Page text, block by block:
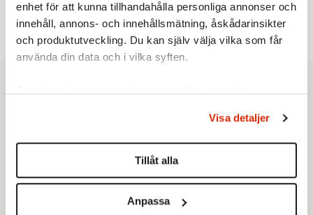
enhet för att kunna tillhandahålla personliga annonser och
innehåll, annons- och innehållsmätning, åskådarinsikter
och produktutveckling. Du kan själv välja vilka som får
använda din data och i vilka syften.
Du kan ändra eller dra tillbaka ditt samtycke när som
helst från cookie-förklaringen.
Vi använder enhetsidentifierare för att anpassa innehållet
för sociala medier och analysera vår trafik. Vi
Visa detaljer
Tillåt alla
Anpassa
6.Christoffer Jonsson:Inte nu igen, Vänsterpartiet!